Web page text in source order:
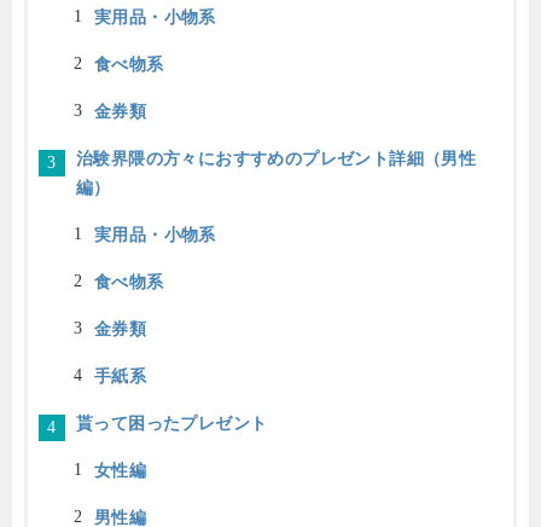
実用品・小物系
食べ物系
金券類
治験界隈の方々におすすめのプレゼント詳細（男性
編）
実用品・小物系
食べ物系
金券類
手紙系
貰って困ったプレゼント
女性編
男性編